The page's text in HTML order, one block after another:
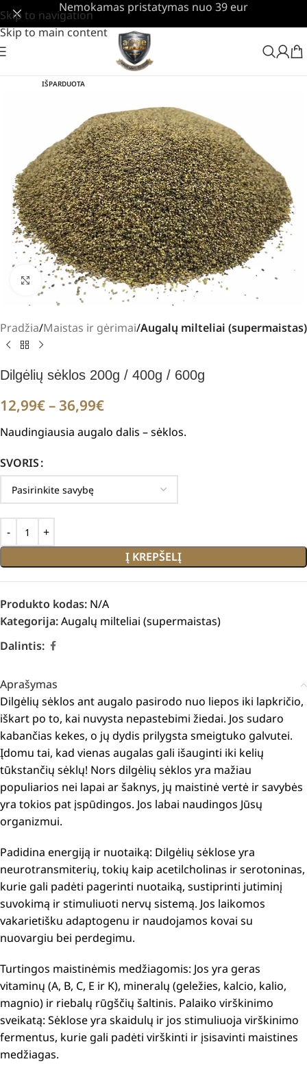
Skip to navigation
Skip to main content
Nemokamas pristatymas nuo 39 eur
IŠPARDUOTA
Padidinti
Pradžia Maistas ir gėrimai Augalų milteliai (supermaistas)
Dilgėlių sėklos 200g / 400g / 600g
12,99€–36,99€
Naudingiausia augalo dalis – sėklos.
SVORIS
Į KREPŠELĮ
Produkto kodas: N/A
Kategorija:Augalų milteliai (supermaistas)
Dalintis:
Aprašymas
Dilgėlių sėklos ant augalo pasirodo nuo liepos iki lapkričio,
iškart po to, kai nuvysta nepastebimi žiedai. Jos sudaro
kabančias kekes, o jų dydis prilygsta smeigtuko galvutei.
Įdomu tai, kad vienas augalas gali išauginti iki kelių
tūkstančių sėklų! Nors dilgėlių sėklos yra mažiau
populiarios nei lapai ar šaknys, jų maistinė vertė ir savybės
yra tokios pat įspūdingos. Jos labai naudingos Jūsų
organizmui.
Padidina energiją ir nuotaiką: Dilgėlių sėklose yra
neurotransmiterių, tokių kaip acetilcholinas ir serotoninas,
kurie gali padėti pagerinti nuotaiką, sustiprinti jutiminį
suvokimą ir stimuliuoti nervų sistemą. Jos laikomos
vakarietišku adaptogenu ir naudojamos kovai su
nuovargiu bei perdegimu.
Turtingos maistinėmis medžiagomis: Jos yra geras
vitaminų (A, B, C, E ir K), mineralų (geležies, kalcio, kalio,
magnio) ir riebalų rūgščių šaltinis. Palaiko virškinimo
sveikatą: Sėklose yra skaidulų ir jos stimuliuoja virškinimo
fermentus, kurie gali padėti virškinti ir įsisavinti maistines
medžiagas.